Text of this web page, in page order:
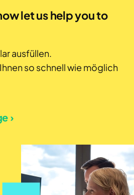
let us help you to
ausfüllen.
so schnell wie möglich
›